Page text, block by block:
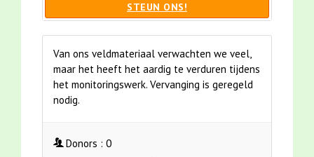
STEUN ONS!
Van ons veldmateriaal verwachten we veel,
maar het heeft het aardig te verduren tijdens
het monitoringswerk. Vervanging is geregeld
nodig.
Donors : 0